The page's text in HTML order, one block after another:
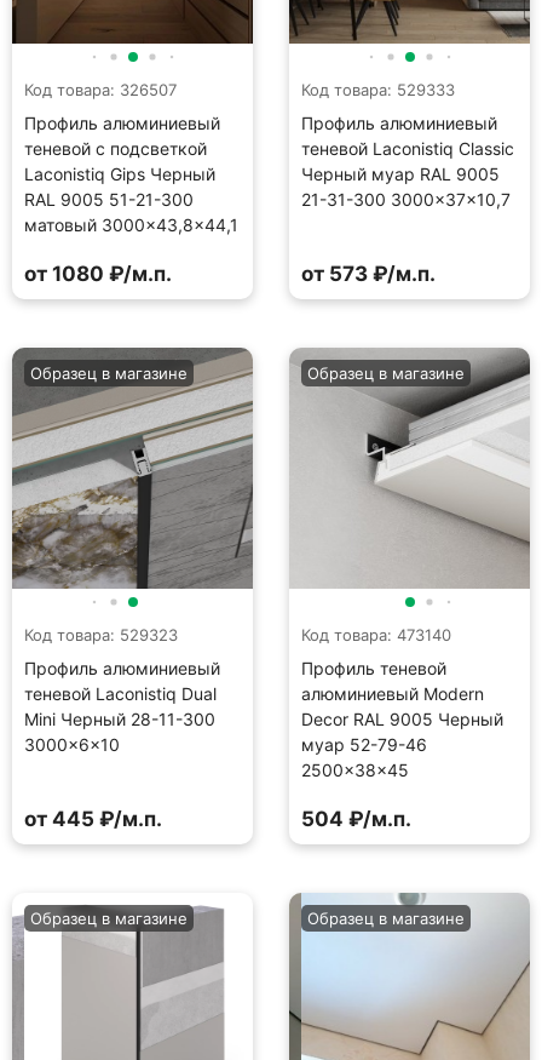
Код товара: 326507
Профиль алюминиевый
теневой с подсветкой
Laconistiq Gips Черный
RAL 9005 51-21-300
матовый 3000×43,8×44,1
от 1080 ₽/м.п.
Код товара: 529333
Профиль алюминиевый
теневой Laconistiq Classic
Черный муар RAL 9005
21-31-300 3000×37×10,7
от 573 ₽/м.п.
Код товара: 529323
Профиль алюминиевый
теневой Laconistiq Dual
Mini Черный 28-11-300
3000×6×10
Образец в магазине
от 445 ₽/м.п.
Код товара: 473140
Профиль теневой
алюминиевый Modern
Decor RAL 9005 Черный
муар 52-79-46
2500×38×45
Образец в магазине
504 ₽/м.п.
Образец в магазине Образец в магазине